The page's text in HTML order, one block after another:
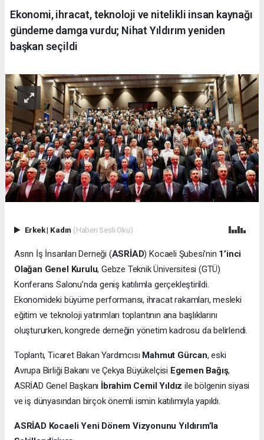
Ekonomi, ihracat, teknoloji ve nitelikli insan kaynağı
gündeme damga vurdu; Nihat Yıldırım yeniden
başkan seçildi
Erkek| Kadın (Haberi Sesli Oku)
Asrın İş İnsanları Derneği (ASRİAD) Kocaeli Şubesi’nin 1’inci
Olağan Genel Kurulu, Gebze Teknik Üniversitesi (GTÜ)
Konferans Salonu’nda geniş katılımla gerçekleştirildi.
Ekonomideki büyüme performansı, ihracat rakamları, mesleki
eğitim ve teknoloji yatırımları toplantının ana başlıklarını
oluştururken, kongrede derneğin yönetim kadrosu da belirlendi.
Toplantı, Ticaret Bakan Yardımcısı Mahmut Gürcan, eski
Avrupa Birliği Bakanı ve Çekya Büyükelçisi Egemen Bağış,
ASRİAD Genel Başkanı İbrahim Cemil Yıldız ile bölgenin siyasi
ve iş dünyasından birçok önemli ismin katılımıyla yapıldı.
ASRİAD Kocaeli Yeni Dönem Vizyonunu Yıldırım’la